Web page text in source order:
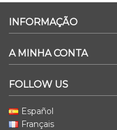
INFORMAÇÃO
A MINHA CONTA
FOLLOW US
Español
Français